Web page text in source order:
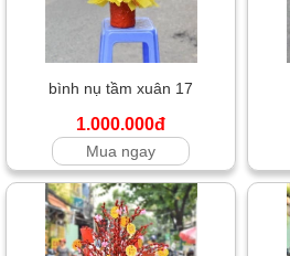
bình nụ tầm xuân 17
1.000.000đ
Mua ngay